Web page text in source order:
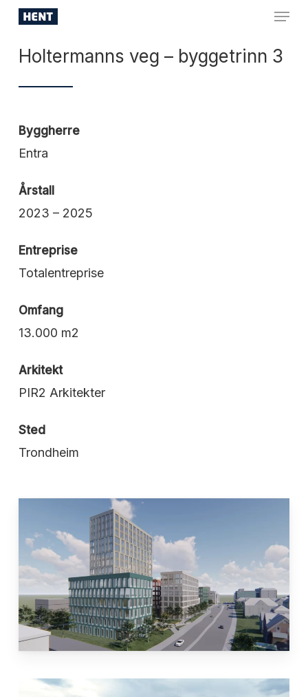
Skip
main
content
Menu
Holtermanns veg – byggetrinn 3
Byggherre
Entra
Årstall
2023 – 2025
Entreprise
Totalentreprise
Omfang
13.000 m2
Arkitekt
PIR2 Arkitekter
Sted
Trondheim
Menu